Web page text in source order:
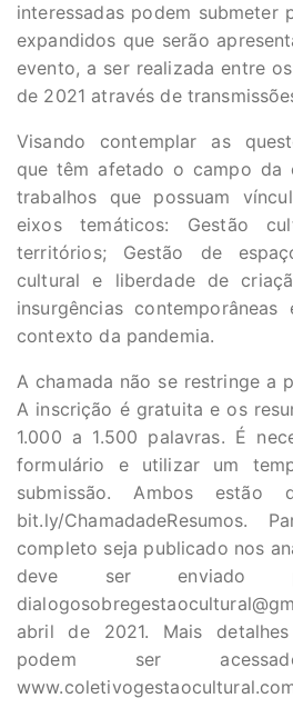
interessadas podem submeter
expandidos que serão
evento, a ser realizada entre
de 2021 através de
Visando contemplar as
que têm afetado o campo da
trabalhos que possuam
eixos temáticos: Gestão
territórios; Gestão de
cultural e liberdade de
insurgências
contexto da pandemia.
A chamada não se restringe a
A inscrição é gratuita e os
1.000 a 1.500 palavras. É
formulário e utilizar um
submissão. Ambos estão
bit.ly/ChamadadeResumos.
completo seja publicado nos
deve ser enviado
abril de 2021. Mais
podem ser